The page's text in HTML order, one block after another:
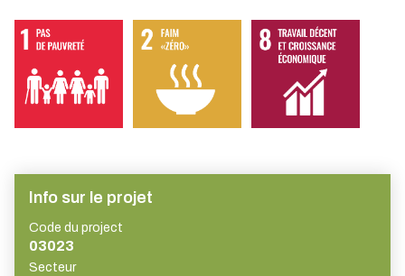
Info sur le projet
Code du project
03023
Secteur